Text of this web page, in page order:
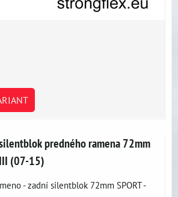
predného ramena 72mm
(07-15)
- zadní silentblok 72mm SPORT -